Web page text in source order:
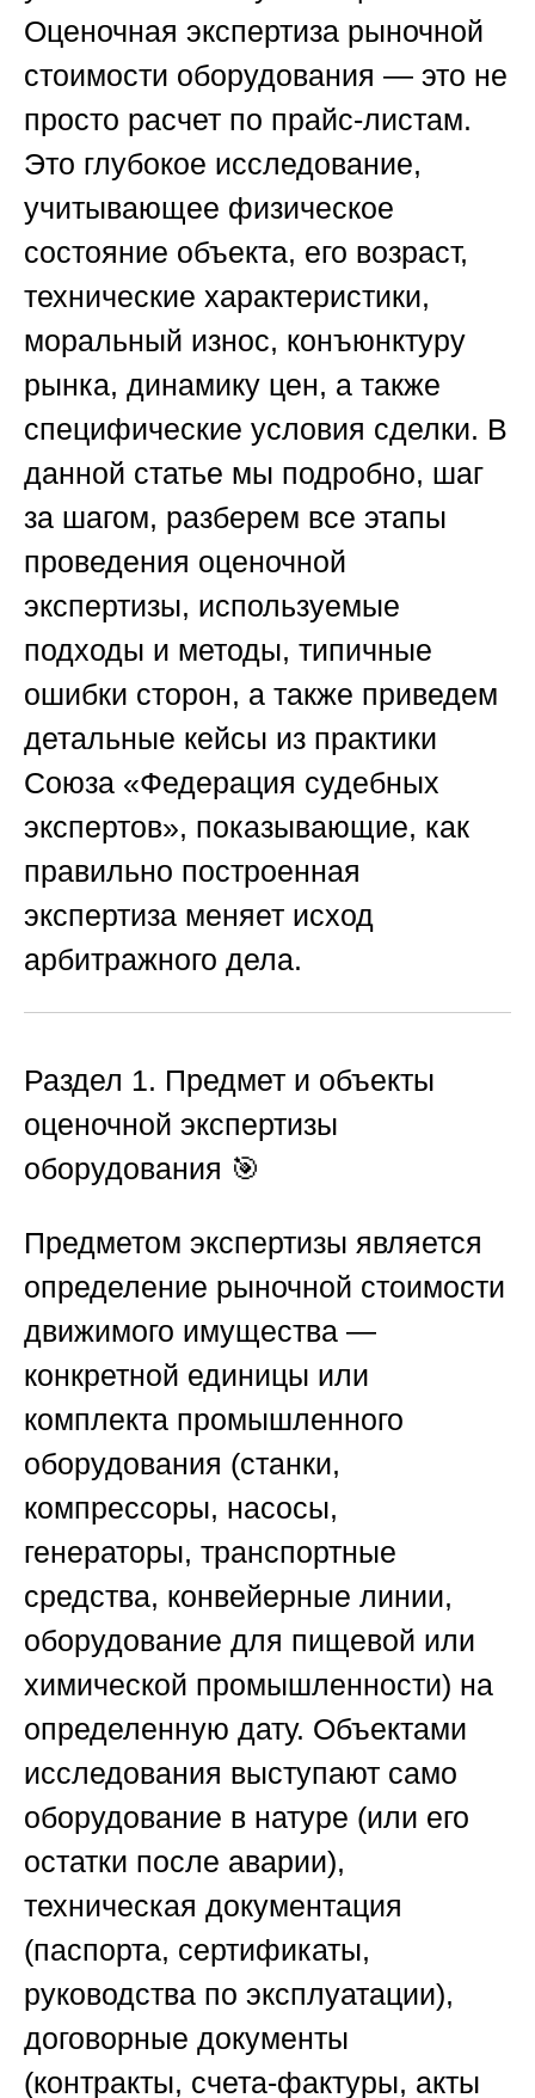
Оценочная экспертиза рыночной
стоимости оборудования — это не
просто расчет по прайс-листам.
Это глубокое исследование,
учитывающее физическое
состояние объекта, его возраст,
технические характеристики,
моральный износ, конъюнктуру
рынка, динамику цен, а также
специфические условия сделки. В
данной статье мы подробно, шаг
за шагом, разберем все этапы
проведения оценочной
экспертизы, используемые
подходы и методы, типичные
ошибки сторон, а также приведем
детальные кейсы из практики
Союза «Федерация судебных
экспертов», показывающие, как
правильно построенная
экспертиза меняет исход
арбитражного дела.
Раздел 1. Предмет и объекты
оценочной экспертизы
оборудования 🎯
Предметом экспертизы является
определение рыночной стоимости
движимого имущества —
конкретной единицы или
комплекта промышленного
оборудования (станки,
компрессоры, насосы,
генераторы, транспортные
средства, конвейерные линии,
оборудование для пищевой или
химической промышленности) на
определенную дату. Объектами
исследования выступают само
оборудование в натуре (или его
остатки после аварии),
техническая документация
(паспорта, сертификаты,
руководства по эксплуатации),
договорные документы
(контракты, счета-фактуры, акты